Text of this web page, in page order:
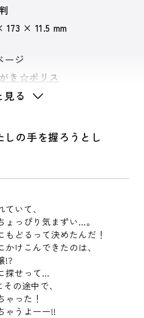
173 × 11.5 mm
ージ
き☆ポリス
見る
の手を握ろうとし
いて、
ょっぴり気まずい…。
どるって決めたんだ！
けこんできたのは、
!?
探せって…
の途中で、
った！
ゃうよーー!!